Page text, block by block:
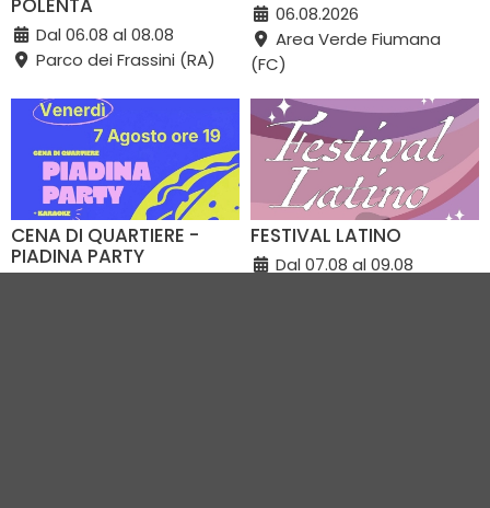
POLENTA
Dal 06.08 al 08.08
Parco dei Frassini (RA)
06.08.2026
Area Verde Fiumana
(FC)
CENA DI QUARTIERE -
PIADINA PARTY
FESTIVAL LATINO
Dal 07.08 al 09.08